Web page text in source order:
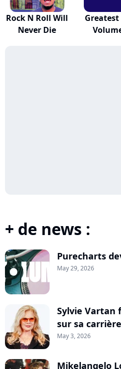
Rock N Roll Will
Never Die
+ de news :
Purecharts
May 29, 2026
Sylvie Vartan
sur sa carrière
May 3, 2026
Mikelangelo